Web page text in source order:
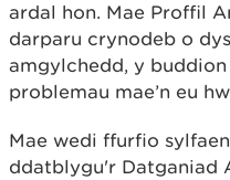
ardal hon. Mae Proffil
darparu crynodeb o
amgylchedd, y buddion
problemau mae’n eu
Mae wedi ffurfio
ddatblygu'r Datganiad